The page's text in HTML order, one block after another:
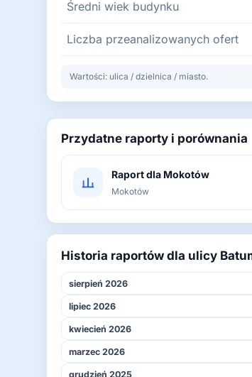
Średni wiek budynku
Liczba przeanalizowanych ofert
Wartości: ulica / dzielnica / miasto.
Przydatne raporty i porównania
Raport dla Mokotów
Mokotów
Historia raportów dla ulicy
sierpień 2026
lipiec 2026
kwiecień 2026
marzec 2026
grudzień 2025